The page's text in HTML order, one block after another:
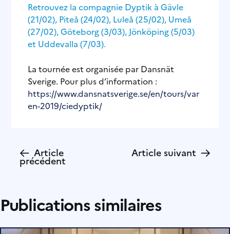
Retrouvez la compagnie Dyptik à Gävle
(21/02), Piteå (24/02), Luleå (25/02), Umeå
(27/02), Göteborg (3/03), Jönköping (5/03)
et Uddevalla (7/03).
La tournée est organisée par Dansnät
Sverige. Pour plus d’information :
https://www.dansnatsverige.se/en/tours/var
en-2019/ciedyptik/
← Article
précédent
Article suivant →
Publications similaires